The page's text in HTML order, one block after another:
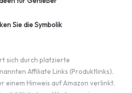
Sie die Symbolik
sich durch platzierte
Affiliate Links (Produktlinks).
einem Hinweis auf Amazon verlinkt.